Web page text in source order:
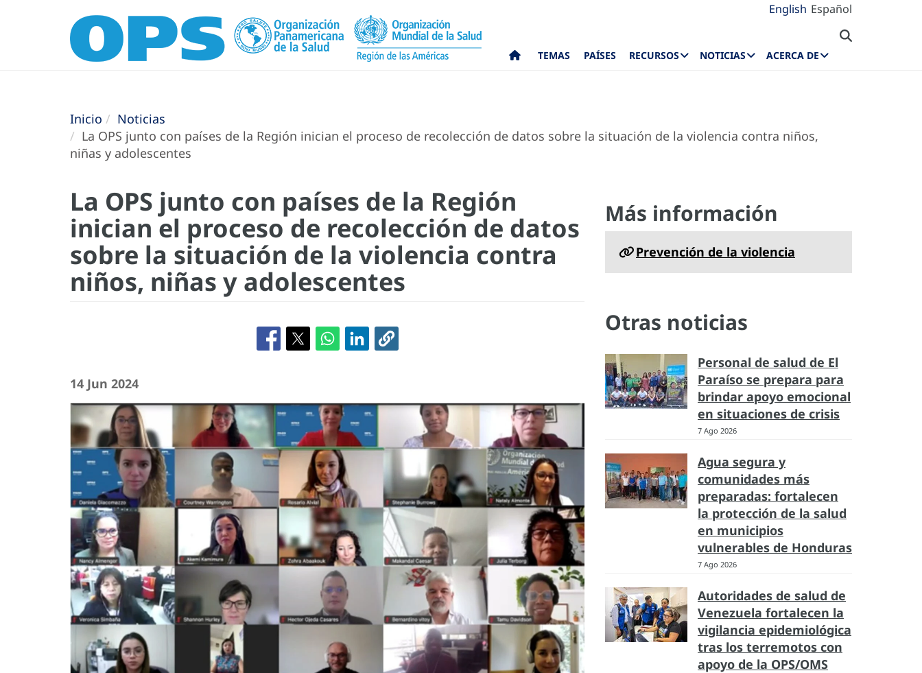
English Español
TEMAS PAÍSES RECURSOS NOTICIAS ACERCA DE
Inicio
Noticias
La OPS junto con países de la Región inician el proceso de recolección de datos sobre la situación de la violencia contra niños,
niñas y adolescentes
La OPS junto con países de la Región
inician el proceso de recolección de datos
sobre la situación de la violencia contra
niños, niñas y adolescentes
14 Jun 2024
Más información
Prevención de la violencia
Otras noticias
Personal de salud de El
Paraíso se prepara para
brindar apoyo emocional
en situaciones de crisis
7 Ago 2026
Agua segura y
comunidades más
preparadas: fortalecen
la protección de la salud
en municipios
vulnerables de Honduras
7 Ago 2026
Autoridades de salud de
Venezuela fortalecen la
vigilancia epidemiológica
tras los terremotos con
apoyo de la OPS/OMS